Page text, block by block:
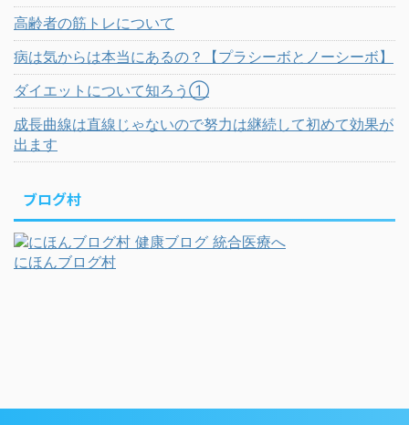
高齢者の筋トレについて
病は気からは本当にあるの？【プラシーボとノーシーボ】
ダイエットについて知ろう①
成長曲線は直線じゃないので努力は継続して初めて効果が
出ます
ブログ村
にほんブログ村